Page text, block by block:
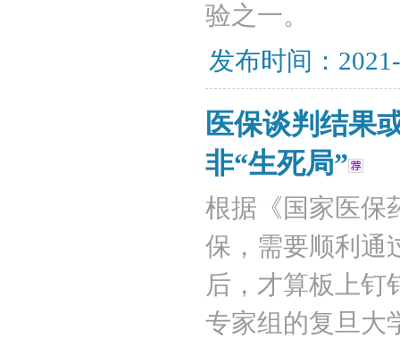
验之一。
发布时间：
医保谈判结果
非“生死局”
根据《国家医保
保，需要顺利通
后，才算板上钉
专家组的复旦大